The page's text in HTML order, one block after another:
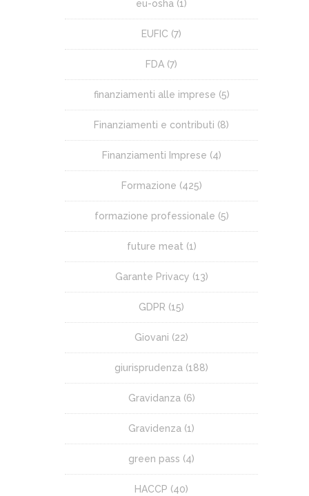
eu-osha (1)
EUFIC (7)
FDA (7)
finanziamenti alle imprese (5)
Finanziamenti e contributi (8)
Finanziamenti Imprese (4)
Formazione (425)
formazione professionale (5)
future meat (1)
Garante Privacy (13)
GDPR (15)
Giovani (22)
giurisprudenza (188)
Gravidanza (6)
Gravidenza (1)
green pass (4)
HACCP (40)